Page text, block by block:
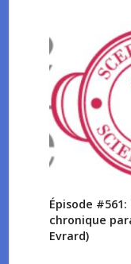
Épisode
chronique
Evrard)